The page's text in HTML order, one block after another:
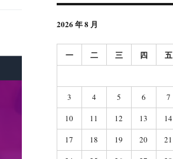
2026 年 8 月
一 二 三 四 五
3
4 5 6 7
10
11 12 13 14
17
18 19 20 21